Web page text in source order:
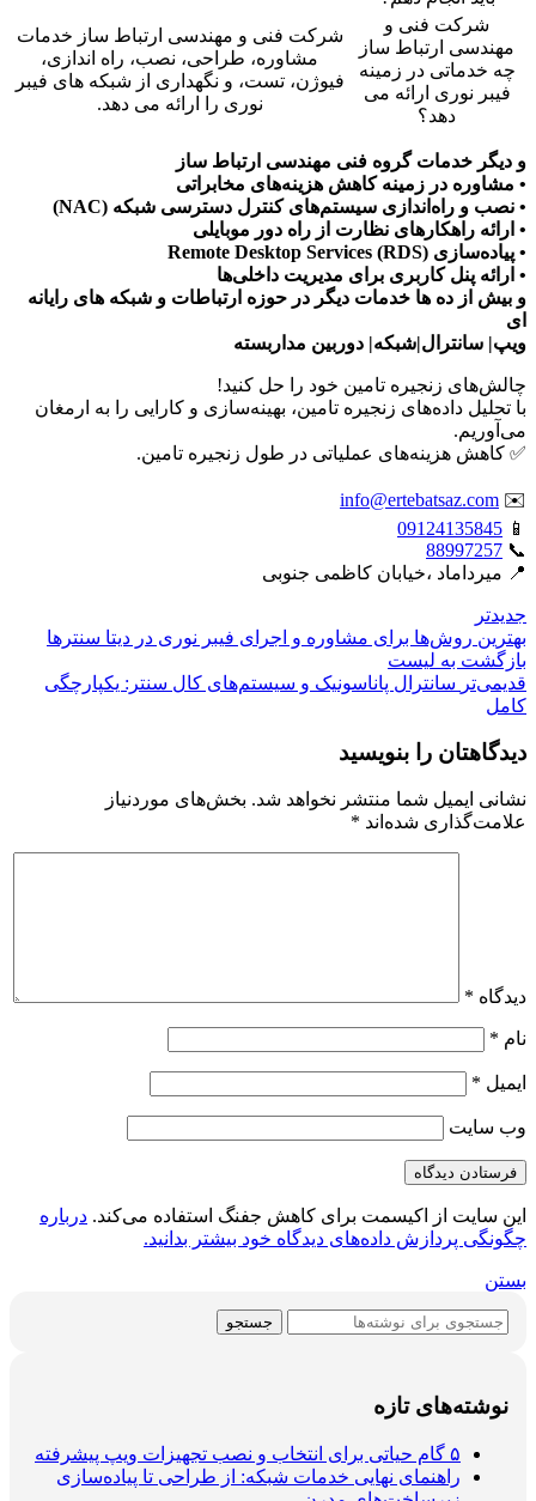
شرکت فنی و
مهندسی ارتباط ساز
چه خدماتی در زمینه
فیبر نوری ارائه می
دهد؟
شرکت فنی و مهندسی ارتباط ساز خدمات
مشاوره، طراحی، نصب، راه اندازی،
فیوژن، تست، و نگهداری از شبکه های فیبر
نوری را ارائه می دهد.
و دیگر خدمات گروه فنی مهندسی ارتباط ساز
• مشاوره در زمینه کاهش هزینه‌های مخابراتی
• نصب و راه‌اندازی سیستم‌های کنترل دسترسی شبکه (NAC)
• ارائه راهکارهای نظارت از راه دور موبایلی
• پیاده‌سازی Remote Desktop Services (RDS)
• ارائه پنل کاربری برای مدیریت داخلی‌ها
و بیش از ده ها خدمات دیگر در حوزه ارتباطات و شبکه های رایانه
ای
ویپ| سانترال|شبکه| دوربین مداربسته
چالش‌های زنجیره تامین خود را حل کنید!
با تحلیل داده‌های زنجیره تامین، بهینه‌سازی و کارایی را به ارمغان
می‌آوریم.
✅ کاهش هزینه‌های عملیاتی در طول زنجیره تامین.
✉️
info@ertebatsaz.com
📱
09124135845
📞
88997257
📍 میرداماد ،خیابان کاظمی جنوبی
جدیدتر
بهترین روش‌ها برای مشاوره و اجرای فیبر نوری در دیتا سنترها
بازگشت بە لیست
قدیمی‌تر سانترال پاناسونیک و سیستم‌های کال سنتر: یکپارچگی
کامل
دیدگاهتان را بنویسید
نشانی ایمیل شما منتشر نخواهد شد. بخش‌های موردنیاز
علامت‌گذاری شده‌اند *
دیدگاه *
نام *
ایمیل *
وب‌ سایت
این سایت از اکیسمت برای کاهش جفنگ استفاده می‌کند. درباره
چگونگی پردازش داده‌های دیدگاه خود بیشتر بدانید.
بستن
جستجو
نوشته‌های تازه
۵ گام حیاتی برای انتخاب و نصب تجهیزات ویپ پیشرفته
راهنمای نهایی خدمات شبکه: از طراحی تا پیاده‌سازی